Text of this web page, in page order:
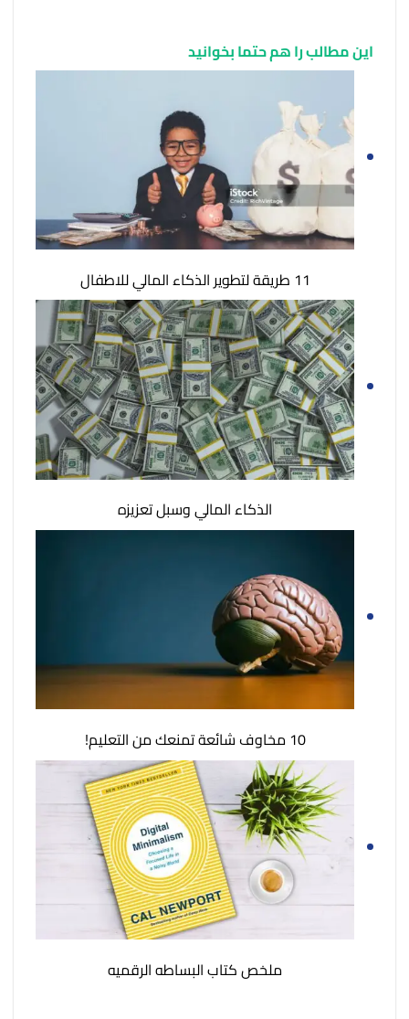
این مطالب را هم حتما بخوانید
11 طريقة لتطوير الذكاء المالي للاطفال
الذكاء المالي وسبل تعزيزه
10 مخاوف شائعة تمنعك من التعليم!
ملخص كتاب البساطه الرقميه